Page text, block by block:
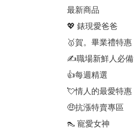
最新商品
💖 錶現愛爸爸
🥇賀。畢業禮特惠
✍️職場新鮮人必備
👍每週精選
💘情人的最愛特惠
🤑抗漲特賣專區
👠 寵愛女神